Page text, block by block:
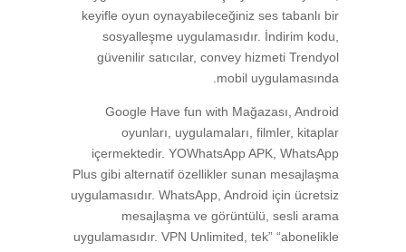
keyifle oyun oynayabileceğiniz ses tabanlı bir
sosyalleşme uygulamasıdır. İndirim kodu,
güvenilir satıcılar, convey hizmeti Trendyol
mobil uygulamasında.
Google Have fun with Mağazası, Android
oyunları, uygulamaları, filmler, kitaplar
içermektedir. YOWhatsApp APK, WhatsApp
Plus gibi alternatif özellikler sunan mesajlaşma
uygulamasıdır. WhatsApp, Android için ücretsiz
mesajlaşma ve görüntülü, sesli arama
uygulamasıdır. VPN Unlimited, tek” “abonelikle